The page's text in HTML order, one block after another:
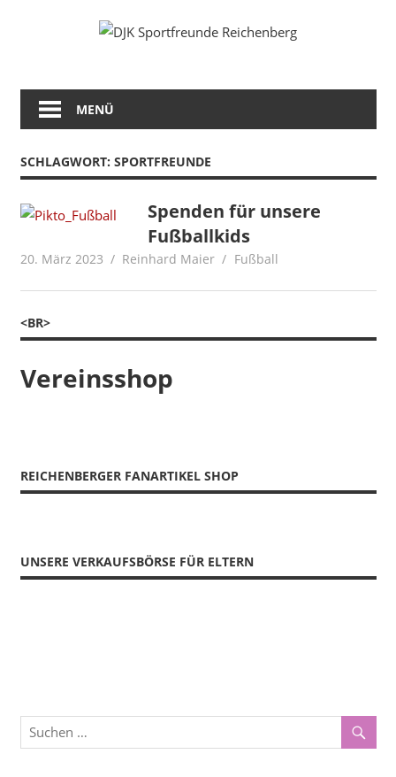
DJK
Sportfreunde
Reichenberg
Leichtathletik
Radfahren
Ski
MENÜ
SCHLAGWORT: SPORTFREUNDE
Spenden für unsere
Fußballkids
20. März 2023 Reinhard Maier Fußball
<BR>
Vereinsshop
REICHENBERGER FANARTIKEL SHOP
UNSERE VERKAUFSBÖRSE FÜR ELTERN